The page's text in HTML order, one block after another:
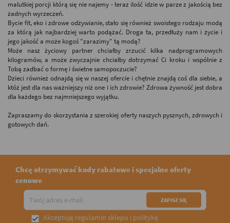
malutkiej porcji którą się nie najemy - teraz ilość idzie w parze z jakością bez
żadnych wyrzeczeń.
Bycie fit, eko i zdrowe odżywianie, stało się również swoistego rodzaju modą
za którą jak najbardziej warto podążać. Droga ta, przedłuży nam i życie i
jego jakość a może kogoś "zarazimy" tą modą?
Może nasz życiowy partner chciałby zrzucić kilka nadprogramowych
kilogramów, a może zwyczajnie chciałby dotrzymać Ci kroku i wspólnie z
Tobą zadbać o formę i świetne samopoczucie?
Dzieci również odnajdą się w naszej ofercie i chętnie znajdą coś dla siebie, a
któż jest dla nas ważniejszy niż one i ich zdrowie? Zdrowa żywność jest dobra
dla każdego bez najmniejszego wyjątku.
Zapraszamy do skorzystania z szerokiej oferty naszych pysznych, zdrowych i
gotowych dań.
Chcę otrzymywać kody rabatowe i specjalne oferty
cenowe
 Akceptuję regulamin sklepu i politykę